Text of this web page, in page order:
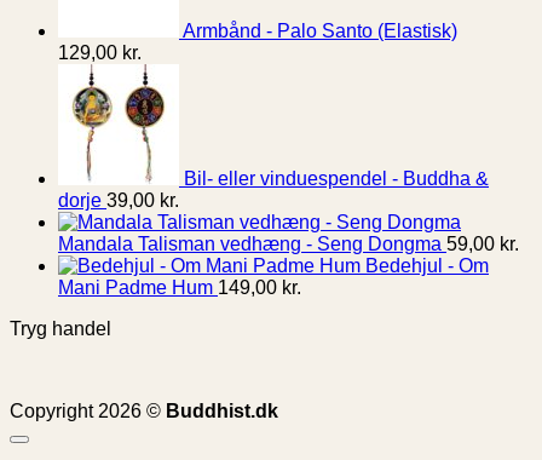
Armbånd - Palo Santo (Elastisk)
129,00 kr.
Bil- eller vinduespendel - Buddha &
dorje 39,00 kr.
Mandala Talisman vedhæng - Seng Dongma 59,00 kr.
Bedehjul - Om
Mani Padme Hum 149,00 kr.
Tryg handel
Copyright 2026 © Buddhist.dk